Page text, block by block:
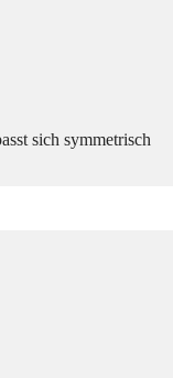
sich symmetrisch